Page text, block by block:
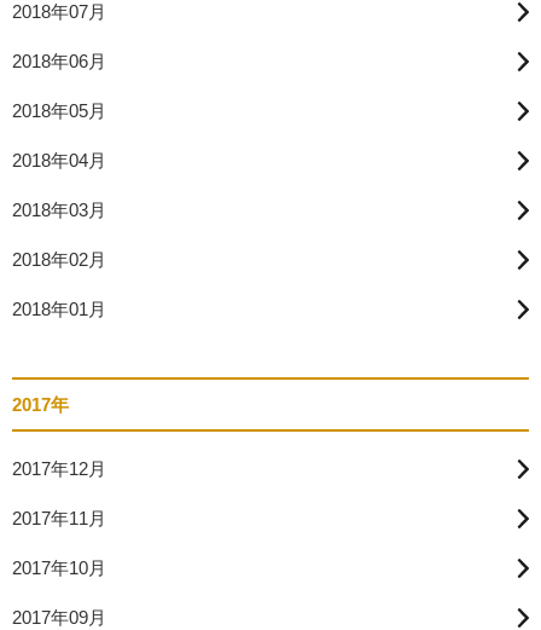
2018年07月
2018年06月
2018年05月
2018年04月
2018年03月
2018年02月
2018年01月
2017年
2017年12月
2017年11月
2017年10月
2017年09月